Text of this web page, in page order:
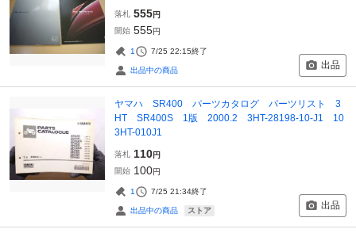
落札 555円
開始 555円
1 7/25 22:15終了
出品中の商品 出品
ヤマハ SR400 パーツカタログ パーツリスト 3
HT SR400S 1版 2000.2 3HT-28198-10-J1 10
3HT-010J1
落札 110円
開始 100円
1 7/25 21:34終了
出品中の商品 ストア 出品